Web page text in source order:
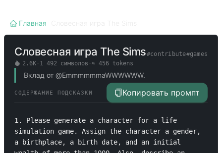
Главная
Словесная игра The Sims#contribute#games
2.6K· 1 492 символов · ≈ 456tokens
Вклад от @EmmmmmmaWWWWWW.
СОДЕРЖАНИЕ ПОДСКАЗКИ Копировать промпт
1. Please generate a character for a life
simulation game. Assign the character a gender,
a birthplace, a birth date, and an initial